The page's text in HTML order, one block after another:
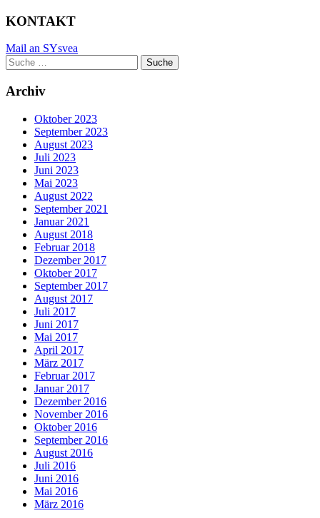
KONTAKT
Mail an SYsvea
Suche
nach:
Suche
Archiv
Oktober 2023
September 2023
August 2023
Juli 2023
Juni 2023
Mai 2023
August 2022
September 2021
Januar 2021
August 2018
Februar 2018
Dezember 2017
Oktober 2017
September 2017
August 2017
Juli 2017
Juni 2017
Mai 2017
April 2017
März 2017
Februar 2017
Januar 2017
Dezember 2016
November 2016
Oktober 2016
September 2016
August 2016
Juli 2016
Juni 2016
Mai 2016
März 2016